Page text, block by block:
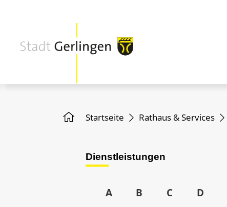
Startseite Rathaus & Services
Dienstleistungen
A B C D